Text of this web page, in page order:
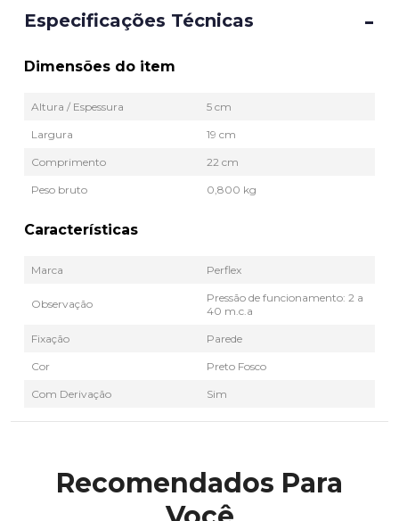
Especificações Técnicas -
Dimensões do item
Altura / Espessura 5 cm
Largura 19 cm
Comprimento 22 cm
Peso bruto 0,800 kg
Características
Marca Perflex
Observação
Pressão de funcionamento: 2 a
40 m.c.a
Fixação Parede
Cor Preto Fosco
Com Derivação Sim
Recomendados Para